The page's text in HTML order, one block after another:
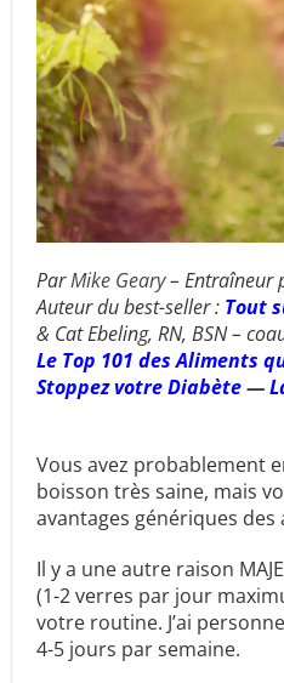
ParMike Geary– Entraîneur
Auteur du best-seller : Tout
& Cat Ebeling, RN, BSN –
Le Top 101 des Aliments
Stoppez votre Diabète —
Vous avez probablement
boisson très saine, mais
avantages génériques
Il y a une autre raison
(1-2 verres par jour
votre routine. J’ai
4-5 jours par semaine.